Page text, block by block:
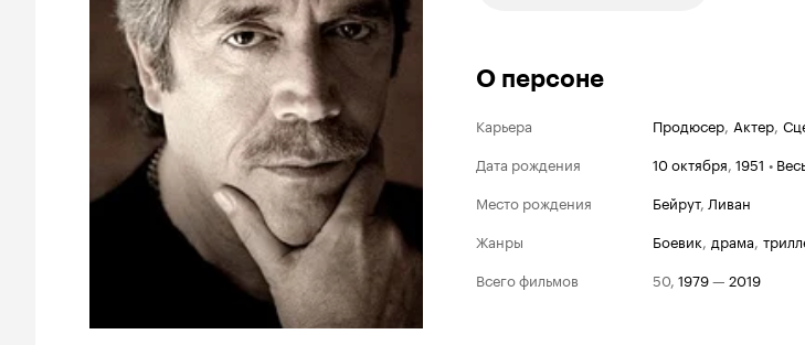
О персоне
Карьера Продюсер, Актер,
Дата рождения
10 октября, 1951 •
Место рождения
Бейрут, Ливан
Жанры
боевик, драма,
Всего фильмов
50, 1979— 2019